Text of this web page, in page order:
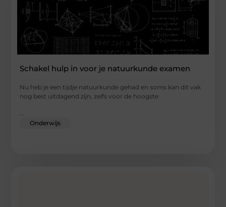
Schakel hulp in voor je natuurkunde examen
Nu heb je een tijdje natuurkunde gehad en soms kan dit vak
nog best uitdagend zijn, zelfs voor de hoogste
Onderwijs